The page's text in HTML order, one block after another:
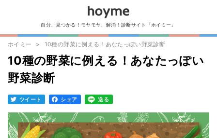
自分、見つかる！モヤモヤ、解消！診断サイト「ホイミー」
ホイミー 10種の野菜に例える！あなたっぽい野菜診断
10種の野菜に例える！あなたっぽい
野菜診断
ツイート シェア 送る